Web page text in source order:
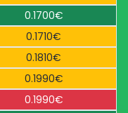
0.1700€
0.1710€
0.1810€
0.1990€
0.1990€